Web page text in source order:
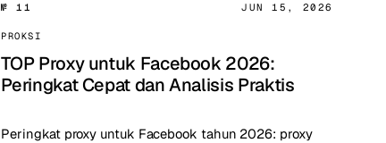
№ 11 JUN 15, 2026
PROKSI
TOP Proxy untuk Facebook 2026:
Peringkat Cepat dan Analisis Praktis
Peringkat proxy untuk Facebook tahun 2026: proxy